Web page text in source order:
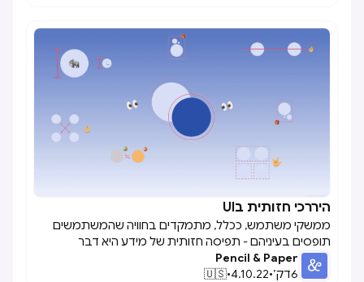

היררכי חזותית בUI
ממשקי משתמש, ככלל, מתמקדים בחוויה שהמשתמשים
תופסים בעיניהם - תפיסה חזותית של מידע היא דבר
רב-ממדי המשמש לתת למשתמשים את הרמזים הדרושים
להם כדי ליצור אינטראקציה עם ממשק המשתמש, כמו גם את
Pencil & Paper
6דק׳•
4.10.22
•
🇺🇸